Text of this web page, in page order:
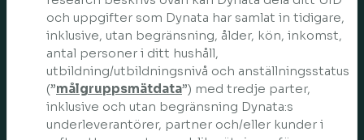
och uppgifter som Dynata har samlat in tidigare,
inklusive, utan begränsning, ålder, kön, inkomst,
antal personer i ditt hushåll,
utbildning/utbildningsnivå och anställningsstatus
(”målgruppsmätdata”) med tredje parter,
inklusive och utan begränsning Dynata:s
underleverantörer, partner och/eller kunder i